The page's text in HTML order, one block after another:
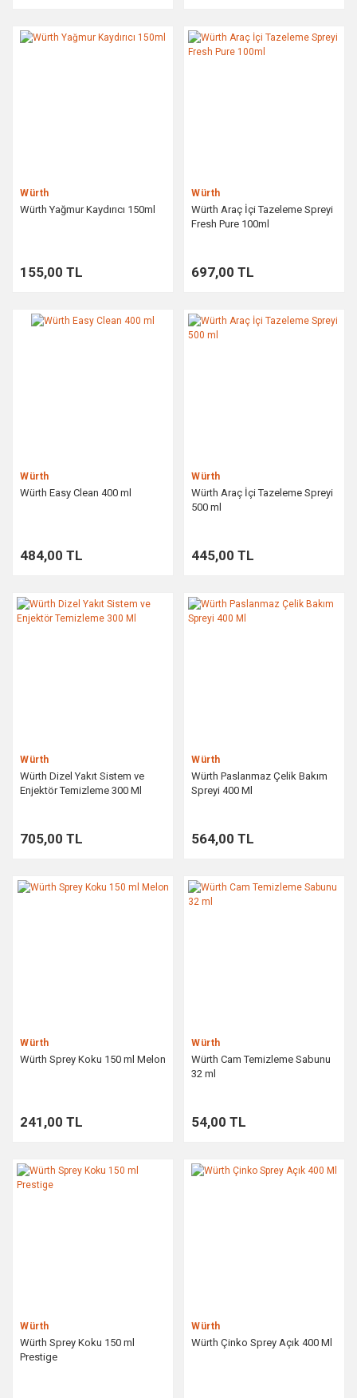
Würth
Würth Yağmur Kaydırıcı 150ml
155,00 TL
Würth
Würth Araç İçi Tazeleme Spreyi
Fresh Pure 100ml
697,00 TL
Würth
Würth Easy Clean 400 ml
484,00 TL
Würth
Würth Araç İçi Tazeleme Spreyi
500 ml
445,00 TL
Würth
Würth Dizel Yakıt Sistem ve
Enjektör Temizleme 300 Ml
705,00 TL
Würth
Würth Paslanmaz Çelik Bakım
Spreyi 400 Ml
564,00 TL
Würth
Würth Sprey Koku 150 ml Melon
241,00 TL
Würth
Würth Cam Temizleme Sabunu
32 ml
54,00 TL
Würth
Würth Sprey Koku 150 ml
Prestige
Würth
Würth Çinko Sprey Açık 400 Ml